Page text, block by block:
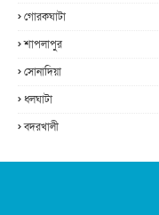
গোরকঘাটা
শাপলাপুর
সোনাদিয়া
ধলঘাটা
বদরখালী